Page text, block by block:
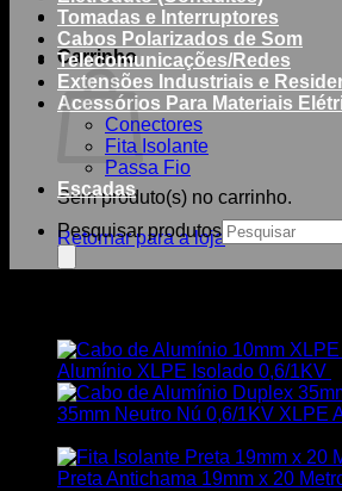
Carrinho
Sem produto(s) no carrinho.
Retornar para a loja
Tomadas e Interruptores
Cabos Polarizados de Som
Telecomunicações/Redes
Extensões Industriais e
Acessórios Para Materiais
Conectores
Fita Isolante
Passa Fio
Escadas
Pesquisar produtos
Alumínio XLPE Isolado 0,6/1KV
35mm Neutro Nú 0,6/1KV XLPE
Preta Antichama 19mm x 20